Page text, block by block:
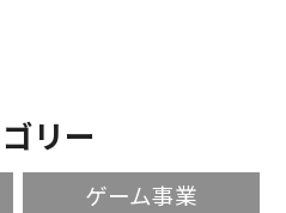
リー
ゲーム事業